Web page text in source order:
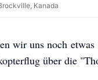
Kanada
wir uns noch etwas
über die